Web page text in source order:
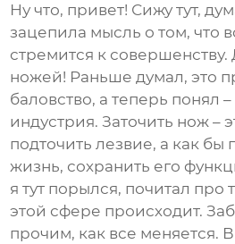
Ну что, привет! Сижу тут,
зацепила мысль о том, что
стремится к совершенству.
ножей! Раньше думал, это
баловство, а теперь понял
индустрия. Заточить нож –
подточить лезвие, а как бы
жизнь, сохранить его
я тут порылся, почитал про
этой сфере происходит.
прочим, как все меняется.